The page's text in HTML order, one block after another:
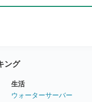
ング
生活
ウォーターサーバー